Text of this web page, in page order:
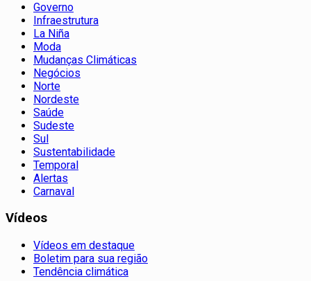
Governo
Infraestrutura
La Niña
Moda
Mudanças Climáticas
Negócios
Norte
Nordeste
Saúde
Sudeste
Sul
Sustentabilidade
Temporal
Alertas
Carnaval
Vídeos
Vídeos em destaque
Boletim para sua região
Tendência climática